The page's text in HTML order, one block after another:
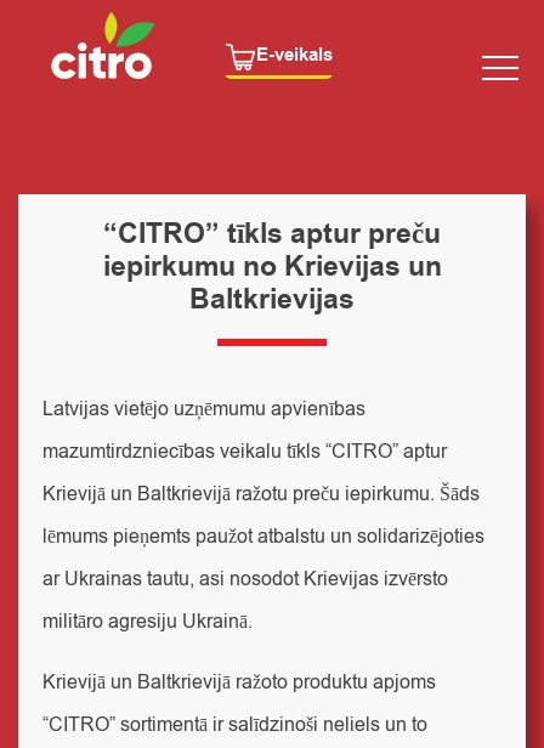
E-veikals
“CITRO” tīkls aptur preču
iepirkumu no Krievijas un
Baltkrievijas
Latvijas vietējo uzņēmumu apvienības
mazumtirdzniecības veikalu tīkls “CITRO” aptur
Krievijā un Baltkrievijā ražotu preču iepirkumu. Šāds
lēmums pieņemts paužot atbalstu un solidarizējoties
ar Ukrainas tautu, asi nosodot Krievijas izvērsto
militāro agresiju Ukrainā.
Krievijā un Baltkrievijā ražoto produktu apjoms
“CITRO” sortimentā ir salīdzinoši neliels un to